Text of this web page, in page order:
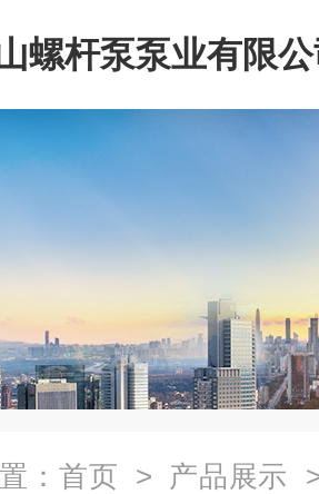
螺杆泵泵业有限
： 首页 > 产品展示